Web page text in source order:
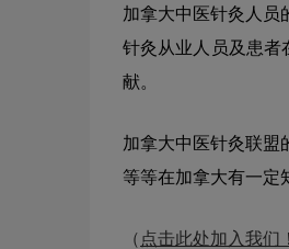
加拿大中医针灸人员
针灸从业人员及患者
献。
加拿大中医针灸联盟
等等在加拿大有一定
（ 点击此处加入我们！